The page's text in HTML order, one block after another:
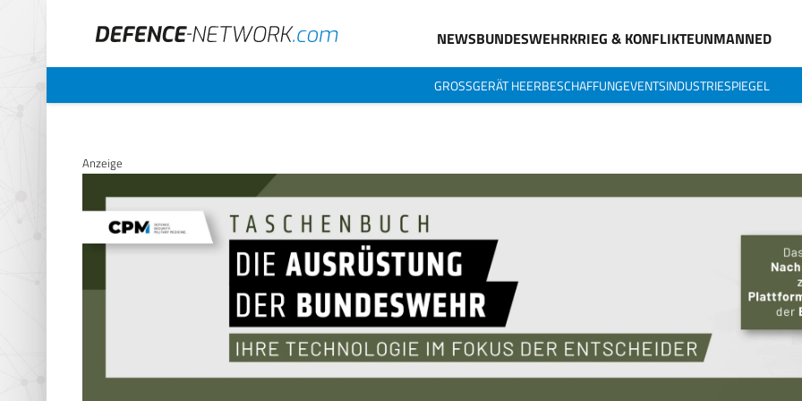
NEWSBUNDESWEHRKRIEG & KONFLIKTEUNMANNED
GROSSGERÄT HEERBESCHAFFUNGEVENTSINDUSTRIESPIEGEL
Anzeige